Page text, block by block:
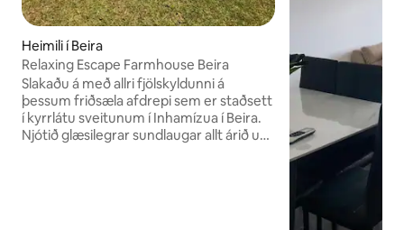
Heimili í Beira
Relaxing Escape Farmhouse Beira
Slakaðu á með allri fjölskyldunni á
þessum friðsæla afdrepi sem er staðsett
í kyrrlátu sveitunum í Inhamízua í Beira.
Njótið glæsilegrar sundlaugar allt árið um